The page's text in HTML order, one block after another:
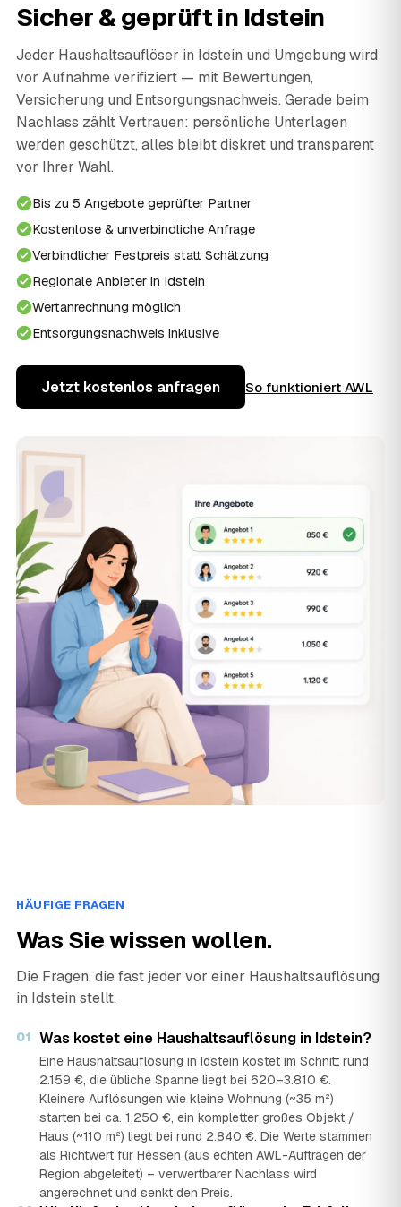
Sicher & geprüft in Idstein
Jeder Haushaltsauflöser in Idstein und Umgebung wird
vor Aufnahme verifiziert — mit Bewertungen,
Versicherung und Entsorgungsnachweis. Gerade beim
Nachlass zählt Vertrauen: persönliche Unterlagen
werden geschützt, alles bleibt diskret und transparent
vor Ihrer Wahl.
Bis zu 5 Angebote geprüfter Partner
Kostenlose & unverbindliche Anfrage
Verbindlicher Festpreis statt Schätzung
Regionale Anbieter in Idstein
Wertanrechnung möglich
Entsorgungsnachweis inklusive
Jetzt kostenlos anfragen So funktioniert AWL
HÄUFIGE FRAGEN
Was Sie wissen wollen.
Die Fragen, die fast jeder vor einer Haushaltsauflösung
in Idstein stellt.
01 Was kostet eine Haushaltsauflösung in Idstein?
Eine Haushaltsauflösung in Idstein kostet im Schnitt rund
2.159 €, die übliche Spanne liegt bei 620–3.810 €.
Kleinere Auflösungen wie kleine Wohnung (~35 m²)
starten bei ca. 1.250 €, ein kompletter großes Objekt /
Haus (~110 m²) liegt bei rund 2.840 €. Die Werte stammen
als Richtwert für Hessen (aus echten AWL-Aufträgen der
Region abgeleitet) – verwertbarer Nachlass wird
angerechnet und senkt den Preis.